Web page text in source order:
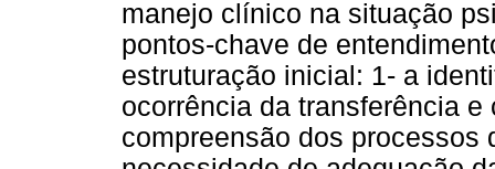
manejo clínico na situação
pontos-chave de
estruturação inicial: 1- a
ocorrência da transferência
compreensão dos processos